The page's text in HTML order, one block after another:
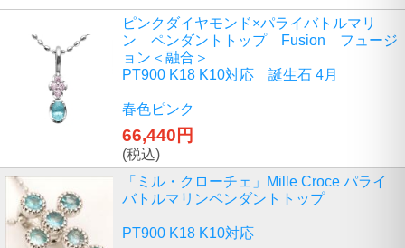
ピンクダイヤモンド×パライバトルマリ
ン ペンダントトップ Fusion フュージ
ョン＜融合＞
PT900 K18 K10対応 誕生石 4月
春色ピンク
66,440円
(税込)
「ミル・クローチェ」Mille Croce パライ
バトルマリンペンダントトップ
PT900 K18 K10対応